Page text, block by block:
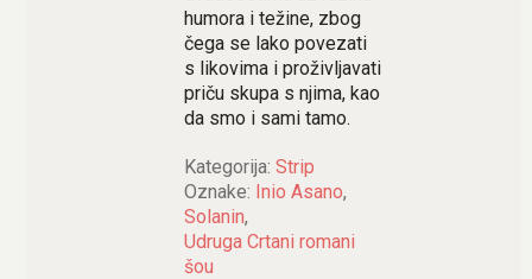
humora i težine, zbog
čega se lako povezati
s likovima i proživljavati
priču skupa s njima, kao
da smo i sami tamo.
Kategorija: Strip
Oznake: Inio Asano,
Solanin,
Udruga Crtani romani
šou